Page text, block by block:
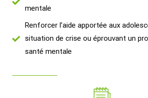
mentale
Renforcer l’aide apportée aux
situation de crise ou éprouvant un
santé mentale